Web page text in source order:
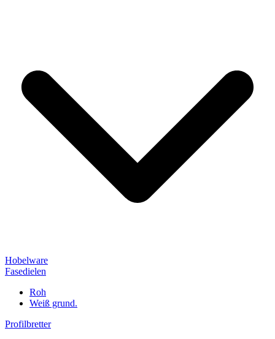
Hobelware
Fasedielen
Roh
Weiß grund.
Profilbretter